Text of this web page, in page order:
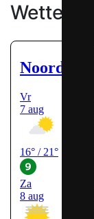
Wetter